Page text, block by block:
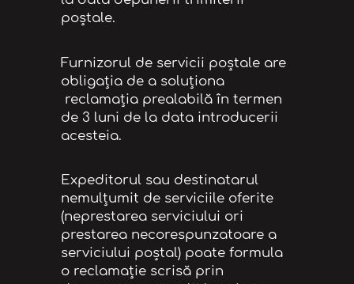
poștale.
Furnizorul de servicii poștale are
obligația de a soluționa
reclamația prealabilă în termen
de 3 luni de la data introducerii
acesteia.
Expeditorul sau destinatarul
nemulțumit de serviciile oferite
(neprestarea serviciului ori
prestarea necorespunzatoare a
serviciului poștal) poate formula
o reclamație scrisă prin